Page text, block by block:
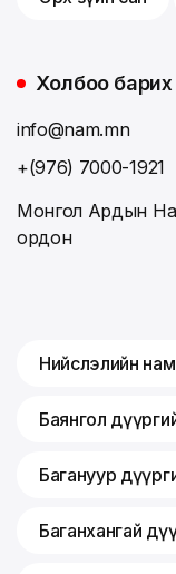
Холбоо барих
info@nam.mn
+(976) 7000-1921
Монгол Ардын
ордон
Нийслэлийн
Баянгол
Багануур
Баганхангай